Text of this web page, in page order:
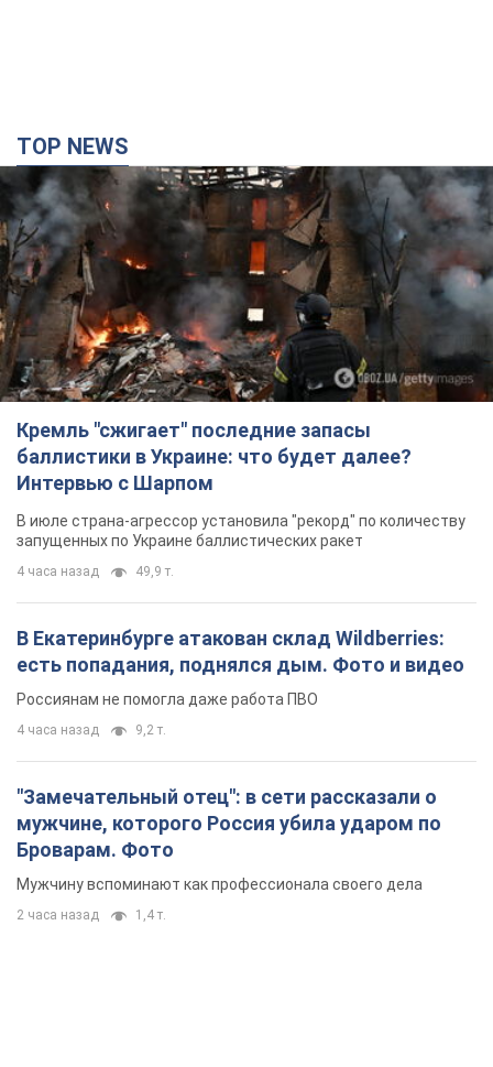
TOP NEWS
Кремль "сжигает" последние запасы
баллистики в Украине: что будет далее?
Интервью с Шарпом
В июле страна-агрессор установила "рекорд" по количеству
запущенных по Украине баллистических ракет
4 часа назад 49,9 т.
В Екатеринбурге атакован склад Wildberries:
есть попадания, поднялся дым. Фото и видео
Россиянам не помогла даже работа ПВО
4 часа назад 9,2 т.
"Замечательный отец": в сети рассказали о
мужчине, которого Россия убила ударом по
Броварам. Фото
Мужчину вспоминают как профессионала своего дела
2 часа назад 1,4 т.